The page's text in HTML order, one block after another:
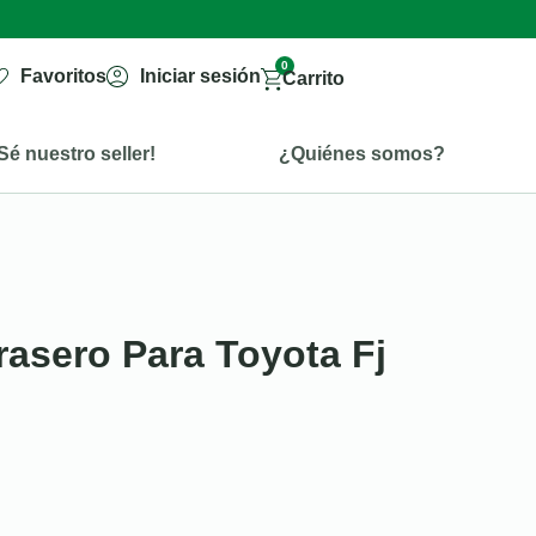
Favoritos Iniciar sesión
0
Carrito
nuestro seller! ¿Quiénes somos?
Para Toyota Fj